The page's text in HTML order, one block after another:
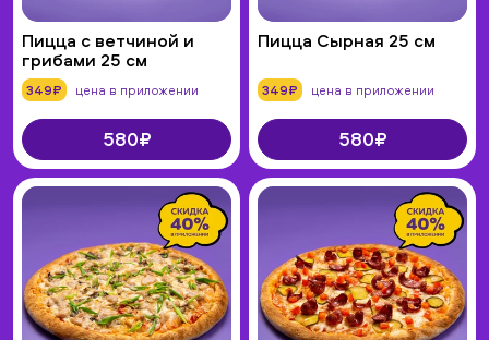
Пицца с ветчиной и
грибами 25 см
349₽ цена в приложении
580₽
Пицца Сырная 25 см
349₽ цена в приложении
580₽